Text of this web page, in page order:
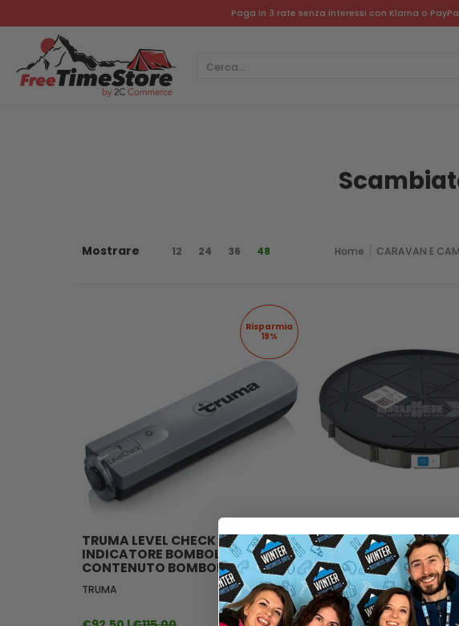
ABBIGLIAMENTO E SCARPE SPORT E TEMPO
Paga in 3 rate senza interessi con Klarna o
Cerca...
Mostrare 12 24 36 48 Home CARAVAN E
Risparmia
19%
TRUMA LEVEL CHECK
INDICATORE BOMBOLE GAS
CONTENUTO BOMBOLA GAS
TRUMA
BRUNNER GAS
INDICATORE LIVELLO
GAS CON
APP
BRUNNER